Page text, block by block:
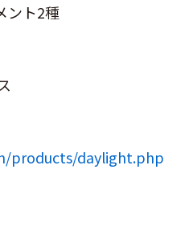
ント2種
products/daylight.php